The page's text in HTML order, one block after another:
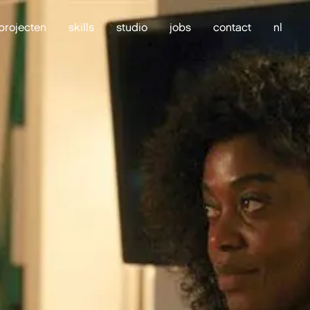
skills studio jobs contact nl